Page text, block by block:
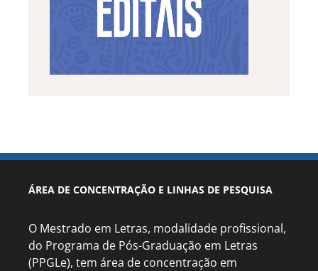
ÁREA DE CONCENTRAÇÃO E LINHAS DE PESQUISA
O Mestrado em Letras, modalidade profissional,
do Programa de Pós-Graduação em Letras
(PPGLe), tem área de concentração em